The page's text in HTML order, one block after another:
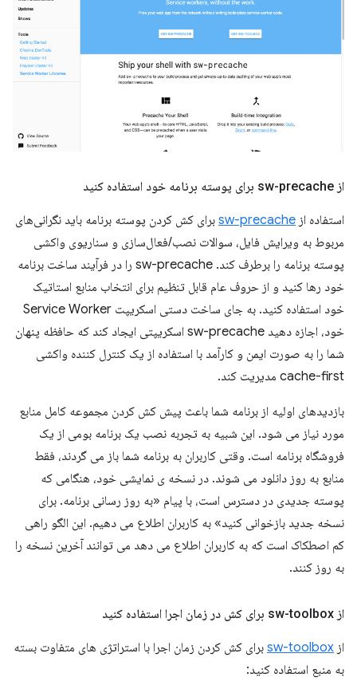
از sw-precache برای پوسته برنامه خود استفاده کنید
استفاده از sw-precache برای کش کردن پوسته برنامه باید نگرانی‌های
مربوط به ویرایش فایل، سوالات نصب/فعال‌سازی و سناریوی واکشی
پوسته برنامه را برطرف کند. sw-precache را در فرآیند ساخت برنامه
خود رها کنید و از حروف عام قابل تنظیم برای انتخاب منابع استاتیک
خود استفاده کنید. به جای ساخت دستی اسکریپت Service Worker
خود، اجازه دهید sw-precache اسکریپتی ایجاد کند که حافظه پنهان
شما را به صورت ایمن و کارآمد با استفاده از یک کنترل کننده واکشی
cache-first مدیریت کند.
بازدیدهای اولیه از برنامه شما باعث پیش کش کردن مجموعه کامل منابع
مورد نیاز می شود. این شبیه به تجربه نصب یک برنامه بومی از یک
فروشگاه برنامه است. وقتی کاربران به برنامه شما باز می گردند، فقط
منابع به روز دانلود می شوند. در نسخه ی نمایشی خود، هنگامی که
پوسته جدیدی در دسترس است، با پیام «به روز رسانی برنامه. برای
نسخه جدید بازخوانی کنید» به کاربران اطلاع می دهیم. این الگو راهی
کم اصطکاک است که به کاربران اطلاع می دهد می توانند آخرین نسخه را
به روز کنند.
از sw-toolbox برای کش در زمان اجرا استفاده کنید
از sw-toolbox برای کش کردن زمان اجرا با استراتژی های متفاوت بسته
به منبع استفاده کنید: